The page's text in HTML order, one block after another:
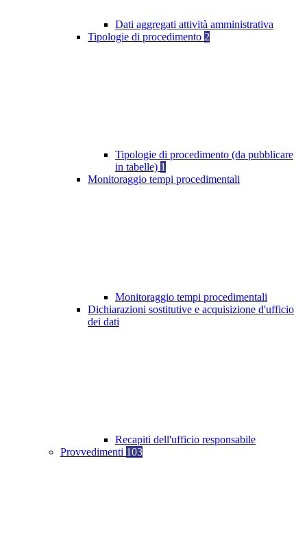
Dati aggregati attività amministrativa
Tipologie di procedimento 2
Tipologie di procedimento (da pubblicare
in tabelle) 1
Monitoraggio tempi procedimentali
Monitoraggio tempi procedimentali
Dichiarazioni sostitutive e acquisizione d'ufficio
dei dati
Recapiti dell'ufficio responsabile
Provvedimenti 103